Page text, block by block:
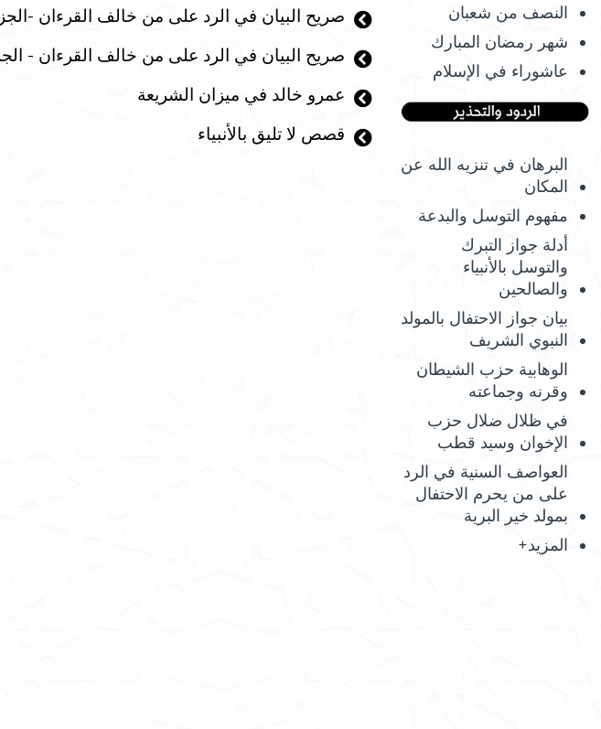
النصف من شعبان
شهر رمضان المبارك
عاشوراء في الإسلام
البرهان في تنزيه الله عن
المكان
مفهوم التوسل والبدعة
أدلة جواز التبرك
والتوسل بالأنبياء
والصالحين
بيان جواز الاحتفال بالمولد
النبوي الشريف
الوهابية حزب الشيطان
وقرنه وجماعته
في ظلال ضلال حزب
الإخوان وسيد قطب
العواصف السنية في الرد
على من يحرم الاحتفال
بمولد خير البرية
المزيد+
صريح البيان في الرد على من خالف القرءان -
صريح البيان في الرد على من خالف القرءان -
عمرو خالد في ميزان الشريعة
قصص لا تليق بالأنبياء